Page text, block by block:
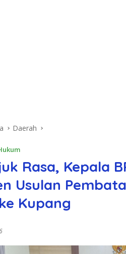
Daerah
Rasa, Kepala
Usulan
Kupang